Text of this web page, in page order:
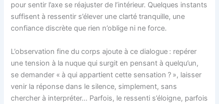
pour sentir l’axe se réajuster de l’intérieur. Quelques instants
suffisent à ressentir s’élever une clarté tranquille, une
confiance discrète que rien n’oblige ni ne force.
L’observation fine du corps ajoute à ce dialogue : repérer
une tension à la nuque qui surgit en pensant à quelqu’un,
se demander « à qui appartient cette sensation ? », laisser
venir la réponse dans le silence, simplement, sans
chercher à interpréter… Parfois, le ressenti s’éloigne, parfois